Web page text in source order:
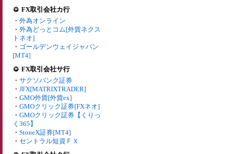
FX取引会社カ行
・ 外為オンライン
・ 外為どっとコム[外貨ネクス
トネオ]
・ ゴールデンウェイジャパン
[MT4]
FX取引会社サ行
・ サクソバンク証券
・ JFX[MATRIXTRADER]
・ GMO外貨[外貨ex]
・ GMOクリック証券[FXネオ]
・ GMOクリック証券【くりっ
く365】
・ StoneX証券[MT4]
・ セントラル短資ＦＸ